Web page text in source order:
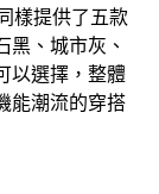
樣提供了五款
黑、城市灰、
以選擇，整體
能潮流的穿搭